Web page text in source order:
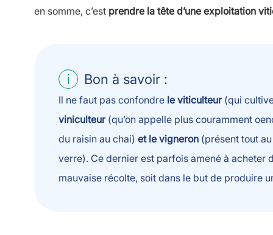
en somme, c’est prendre la tête d’une exploitation
Bon à savoir :
Il ne faut pas confondre le viticulteur(qui
viniculteur(qu’on appelle plus couramment
du raisin au chai) et le vigneron (présent tout
verre). Ce dernier est parfois amené à acheter
mauvaise récolte, soit dans le but de produire